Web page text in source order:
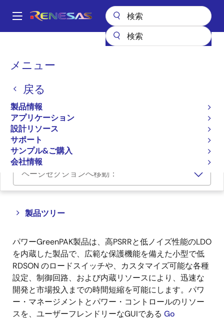
ン
Main
メニュー
戻る
製品情報
アプリケーション
設計リソース
サポート
サンプル&ご購入
会社情報
パ
く
ず
プログラマブルロジック
パワーグリーンパック
ページセクションへ移動：
製品ツリー
Close
tree
menu
Open
tree
menu
パワーGreenPAK製品は、高PSRRと低ノイズ性能のLDO
を内蔵した製品で、広範な保護機能を備えた小型で低
RDSON のロードスイッチや、カスタマイズ可能な各種
設定、制御回路、および内蔵リソースにより、迅速な
開発と市場投入までの時間短縮を可能にします。パワ
ー・マネージメントとパワー・コントロールのリソー
スを、ユーザーフレンドリーなGUIである Go